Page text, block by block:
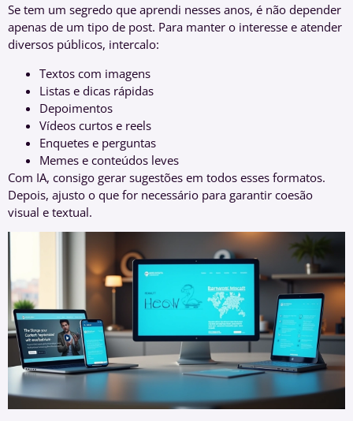
Se tem um segredo que aprendi nesses anos, é não depender
apenas de um tipo de post. Para manter o interesse e atender
diversos públicos, intercalo:
Textos com imagens
Listas e dicas rápidas
Depoimentos
Vídeos curtos e reels
Enquetes e perguntas
Memes e conteúdos leves
Com IA, consigo gerar sugestões em todos esses formatos.
Depois, ajusto o que for necessário para garantir coesão
visual e textual.